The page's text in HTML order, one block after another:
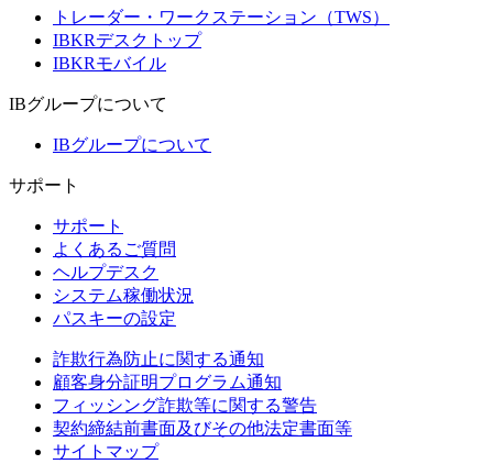
トレーダー・ワークステーション（TWS）
IBKRデスクトップ
IBKRモバイル
IBグループについて
IBグループについて
サポート
サポート
よくあるご質問
ヘルプデスク
システム稼働状況
パスキーの設定
詐欺行為防止に関する通知
顧客身分証明プログラム通知
フィッシング詐欺等に関する警告
契約締結前書面及びその他法定書面等
サイトマップ